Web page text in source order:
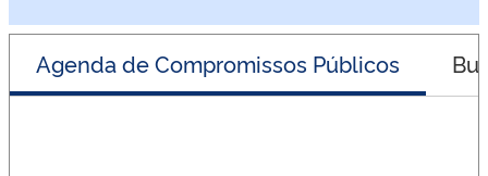
Agenda de Compromissos Públicos